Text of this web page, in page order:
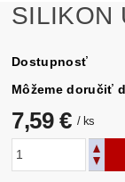
SILIKON
Dostupnosť
Môžeme doručiť
7,59 € / ks